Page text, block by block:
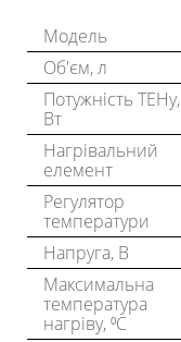
Модель
Об'єм, л
Потужність ТЕНу,
Вт
Нагрівальний
елемент
Регулятор
температури
Напруга, В
Максимальна
температура
нагріву, ⁰C